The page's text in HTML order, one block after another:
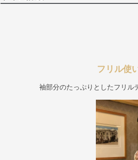
フリル使
袖部分のたっぷりとしたフリル